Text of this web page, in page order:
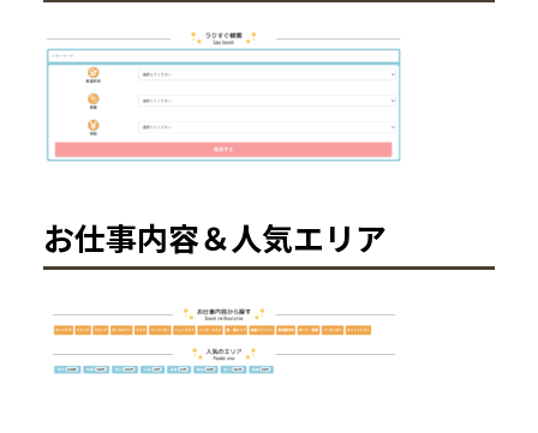
お仕事内容＆人気エリア